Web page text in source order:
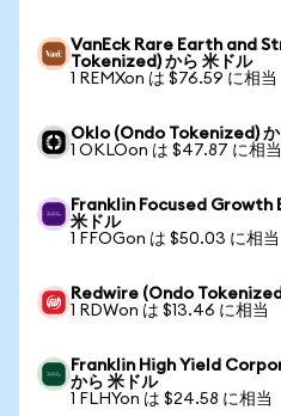
VanEck Rare Earth and
Tokenized) から 米ドル
1 REMXon は $76.59 に相当
Oklo (Ondo Tokenized) か
1 OKLOon は $47.87 に相当
Franklin Focused Growth
米ドル
1 FFOGon は $50.03 に相当
Redwire (Ondo
1 RDWon は $13.46 に相当
Franklin High Yield
から 米ドル
1 FLHYon は $24.58 に相当